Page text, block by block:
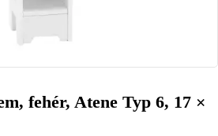
fehér, Atene Typ 6, 17 ×